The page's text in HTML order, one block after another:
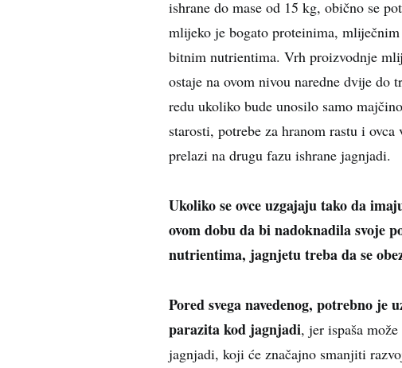
ishrane do mase od 15 kg, obično se
mlijeko je bogato proteinima,
bitnim nutrientima. Vrh proizvodnje
ostaje na ovom nivou naredne dvije
redu ukoliko bude unosilo samo
starosti, potrebe za hranom rastu i
prelazi na drugu fazu ishrane jagnjadi.
Ukoliko se ovce uzgajaju tako da
ovom dobu da bi nadoknadila svoje
nutrientima, jagnjetu treba da se
Pored svega navedenog, potrebno
parazita kod jagnjadi, jer ispaša
jagnjadi, koji će značajno smanjiti